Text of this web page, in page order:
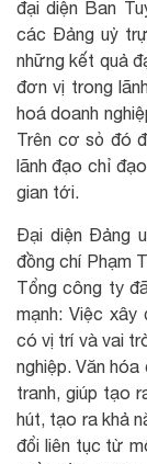
đại diện Ban
các Đảng uỷ
những kết quả
đơn vị trong
hoá doanh
Trên cơ sỏ đó
lãnh đạo chỉ
gian tới.
Đại diện Đảng
đồng chí Phạm
Tổng công ty
mạnh: Việc xây
có vị trí và vai
nghiệp. Văn
tranh, giúp tạo
hút, tạo ra khả
đổi liên tục từ